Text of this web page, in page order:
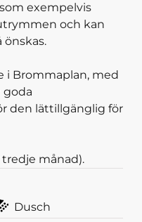
exempelvis
och kan
önskas.
i Brommaplan, med
goda
den lättillgänglig för
tredje månad).
Dusch